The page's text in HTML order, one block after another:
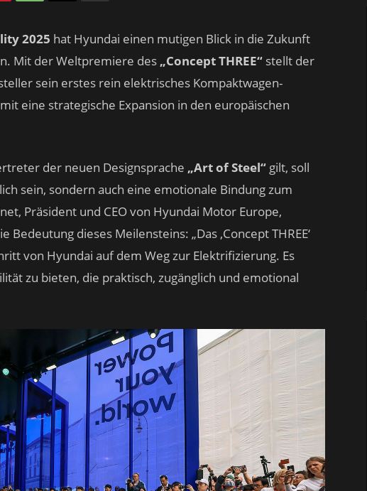
2025 hat Hyundai einen mutigen Blick in die Zukunft
Mit der Weltpremiere des „Concept THREE“ stellt der
sein erstes rein elektrisches Kompaktwagen-
eine strategische Expansion in den europäischen
der neuen Designsprache „Art of Steel“ gilt, soll
sein, sondern auch eine emotionale Bindung zum
Präsident und CEO von Hyundai Motor Europe,
dieses Meilensteins: „Das ‚Concept THREE‘
von Hyundai auf dem Weg zur Elektrifizierung. Es
zu bieten, die praktisch, zugänglich und emotional